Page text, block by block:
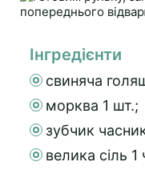
Інгредієнти
свиняча
морква 1 шт.;
зубчик
велика сіль 1